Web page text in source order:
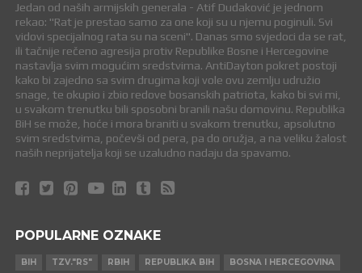
Jedan od naših armijskih generala - Atif Dudaković je jednom
rekao: "Rat je prestao samo za one koji su u njemu poginuli. Svi
vidovi specijalnog rata su na sceni". Danas smo svjedoci da se rat,
ili tačnije rečeno agresija protiv Republike Bosne i Hercegovine
nastavlja svim mogućim sredstvima. AntiDayton pokret postoji
kako bi zajedno sa svim drugima koji vole ovu zemlju udružio
snage, te okupio i zbio redove bosanskih patriota, kako bi svi mi,
u svakom trenutku bili sposobni branili našu domovinu. Republika
BiH se može, hoće i mora braniti u svakom trenutku, apsolutno
svim sredstvima, počevši od pera, pa do oružja, a na veliku žalost
naših neprijatelja koji se uzaludno nadaju da spavamo.
POPULARNE OZNAKE
BIH TZV."RS" RBIH REPUBLIKA BIH
BOSNA I HERCEGOVINA